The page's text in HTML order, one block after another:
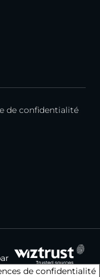
de confidentialité
de confidentialité